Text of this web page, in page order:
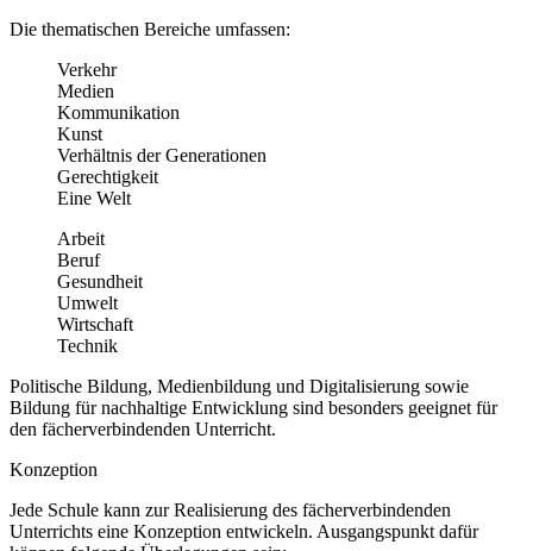
Die thematischen Bereiche umfassen:
Verkehr
Medien
Kommunikation
Kunst
Verhältnis der Generationen
Gerechtigkeit
Eine Welt
Arbeit
Beruf
Gesundheit
Umwelt
Wirtschaft
Technik
Politische Bildung, Medienbildung und Digitalisierung sowie
Bildung für nachhaltige Entwicklung sind besonders geeignet für
den fächerverbindenden Unterricht.
Konzeption
Jede Schule kann zur Realisierung des fächerverbindenden
Unterrichts eine Konzeption entwickeln. Ausgangspunkt dafür